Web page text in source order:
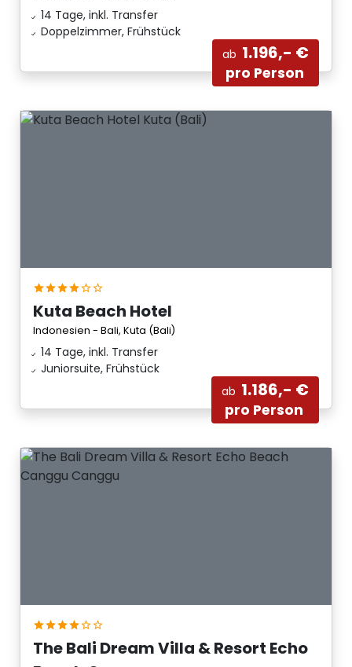
14 Tage, inkl. Transfer
Doppelzimmer, Frühstück
ab 1.196,- €
pro Person
Kuta Beach Hotel
Indonesien - Bali, Kuta (Bali)
14 Tage, inkl. Transfer
Juniorsuite, Frühstück
ab 1.186,- €
pro Person
The Bali Dream Villa & Resort Echo